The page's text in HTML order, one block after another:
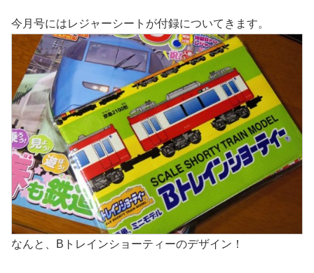
今月号にはレジャーシートが付録についてきます。
なんと、Bトレインショーティーのデザイン！